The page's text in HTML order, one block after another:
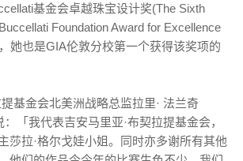
基金会卓越珠宝设计奖(The Sixth
Foundation Award for Excellence
她也是GIA伦敦分校第一个获得该奖项的
基金会北美洲战略总监拉里· 法兰奇
：「我代表吉安马里亚·布契拉提基金会，
莎拉·格尔戈娃小姐。同时亦多谢所有其他